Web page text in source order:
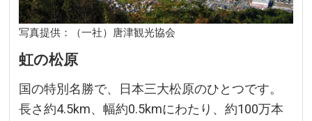
写真提供：（一社）唐津観光協会
虹の松原
国の特別名勝で、日本三大松原のひとつです。
長さ約4.5km、幅約0.5kmにわたり、約100万本